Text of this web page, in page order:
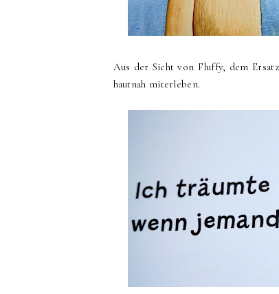
Aus der Sicht von Fluffy, dem
hautnah miterleben.